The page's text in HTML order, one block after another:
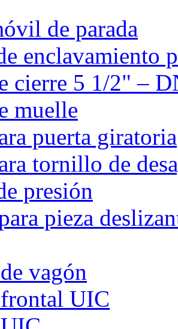
de parada
enclavamiento
cierre 5 1/2" –
muelle
puerta giratoria
tornillo de
presión
pieza
vagón
UIC